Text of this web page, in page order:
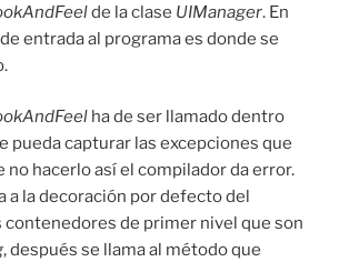
de la clase UIManager. En
de entrada al programa es donde se
ha de ser llamado dentro
pueda capturar las excepciones que
no hacerlo así el compilador da error.
a la decoración por defecto del
contenedores de primer nivel que son
, después se llama al método que